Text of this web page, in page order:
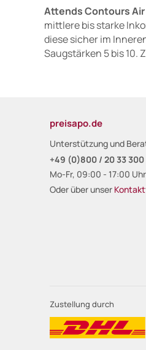
Attends Contours
mittlere bis starke
diese sicher im
Saugstärken 5 bis 10.
preisapo.de
Unterstützung und
+49 (0)800 / 20 33 300
Mo-Fr, 09:00 - 17:00 Uhr
Oder über unser
Zustellung durch